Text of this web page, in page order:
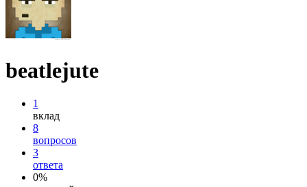
beatlejute
1
вклад
8
вопросов
3
ответа
0%